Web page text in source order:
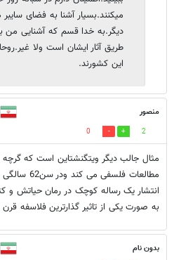
میکنند.بسیار آشنا به فضای
دیگر.به خدا قسم که آشنایی من
طریق آثار ایشان است ولا
این کشورند.
منصور
2
0
انتشار یک رساله کوچک در رمان حیاتش و
به صورت یکی از تاثیر گذارترین فلاسفه
بدون نام